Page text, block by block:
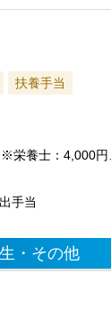
扶養手当
養士：4,000円
手当
・その他